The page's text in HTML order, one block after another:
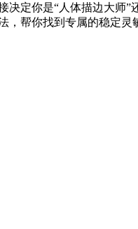
决定你是“人体描边大师
帮你找到专属的稳定灵